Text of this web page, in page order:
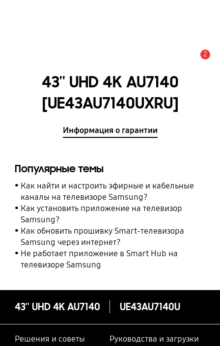
2
43'' UHD 4K AU7140
[UE43AU7140UXRU]
Информация о гарантии
Популярные темы
Как найти и настроить эфирные и кабельные
каналы на телевизоре Samsung?
Как установить приложение на телевизор
Samsung?
Как обновить прошивку Smart-телевизора
Samsung через интернет?
Не работает приложение в Smart Hub на
телевизоре Samsung
43'' UHD 4K AU7140 UE43AU7140U
Решения и советы Руководства и загрузки